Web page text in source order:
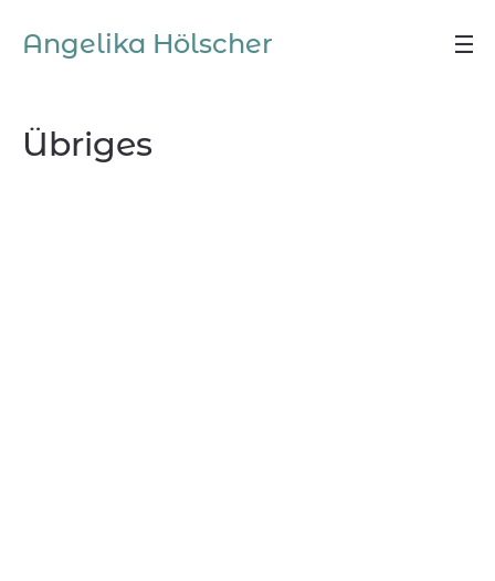
Angelika Hölscher
Übriges